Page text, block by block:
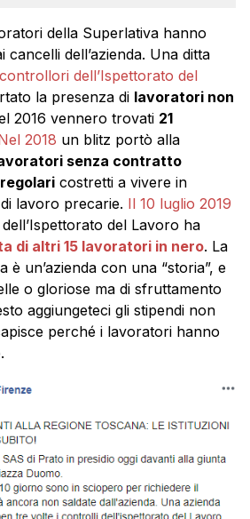
della Superlativa hanno
cancelli dell’azienda. Una ditta
dell’Ispettorato del
la presenza di lavoratori non
2016 vennero trovati 21
2018 un blitz portò alla
senza contratto
costretti a vivere in
lavoro precarie. Il 10 luglio 2019
del Lavoro ha
di altri 15 lavoratori in nero. La
è un’azienda con una “storia”, e
o gloriose ma di sfruttamento
aggiungeteci gli stipendi non
perché i lavoratori hanno